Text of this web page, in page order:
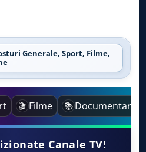
Generale, Sport, Filme,
🎬 Filme 📚 Documentare
Canale TV!